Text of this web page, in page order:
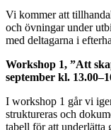
Vi kommer att
och övningar under
med deltagarna i
Workshop 1, ”Att
september kl.
I workshop 1 går vi
struktureras och
tabell för att underlätta